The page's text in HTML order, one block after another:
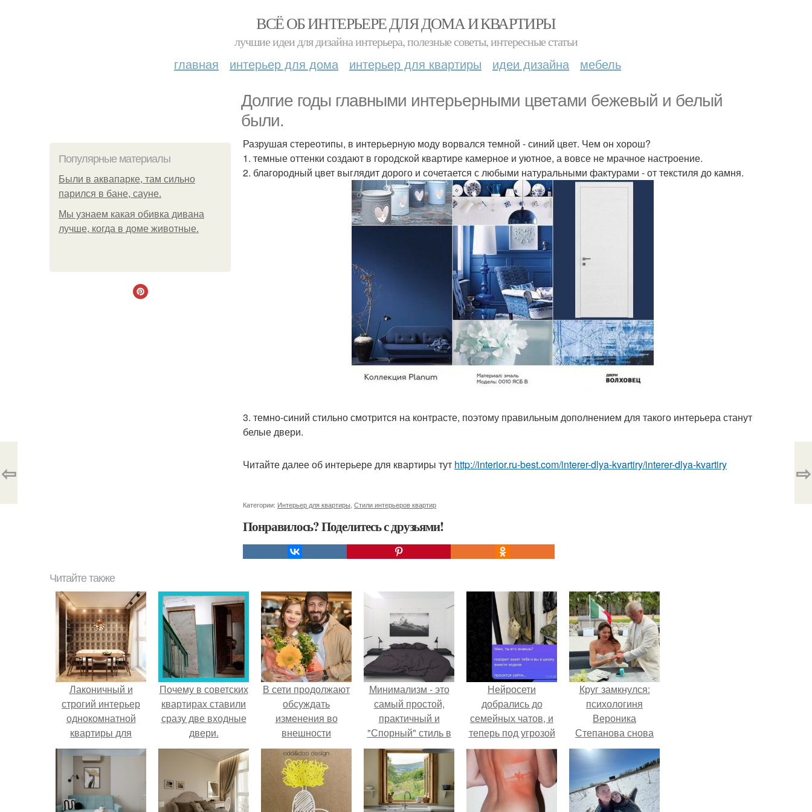
ВСЁ ОБ ИНТЕРЬЕРЕ ДЛЯ ДОМА И КВАРТИРЫ
лучшие идеи для дизайна интерьера, полезные советы, интересные статьи
главная интерьер для дома интерьер для квартиры идеи дизайна мебель
Долгие годы главными интерьерными цветами бежевый и белый
были.
Популярные материалы
Были в аквапарке, там сильно
парился в бане, сауне.
Мы узнаем какая обивка дивана
лучше, когда в доме животные.
Разрушая стереотипы, в интерьерную моду ворвался темной - синий цвет. Чем он хорош?
1. темные оттенки создают в городской квартире камерное и уютное, а вовсе не мрачное настроение.
2. благородный цвет выглядит дорого и сочетается с любыми натуральными фактурами - от текстиля до камня.
3. темно-синий стильно смотрится на контрасте, поэтому правильным дополнением для такого интерьера станут
белые двери.
Читайте далее об интерьере для квартиры тут http://interior.ru-best.com/interer-dlya-kvartiry/interer-dlya-kvartiry
Категории: Интерьер для квартиры Стили интерьеров квартир
Понравилось? Поделитесь с друзьями!
⇦ ⇨
Читайте также
Лаконичный и
строгий интерьер
однокомнатной
квартиры для
молодого человека.
Почему в советских
квартирах ставили
сразу две входные
двери.
В сети продолжают
обсуждать
изменения во
внешности
актрисы.
Минимализм - это
самый простой,
практичный и
"Спорный" стиль в
дизайне
интерьеров за
последние два
столетия.
Нейросети
добрались до
семейных чатов, и
теперь под угрозой
мамины нервы.
Круг замкнулся:
психологиня
Вероника
Степанова снова
вышла замуж за
собственного
бывшего мужа.